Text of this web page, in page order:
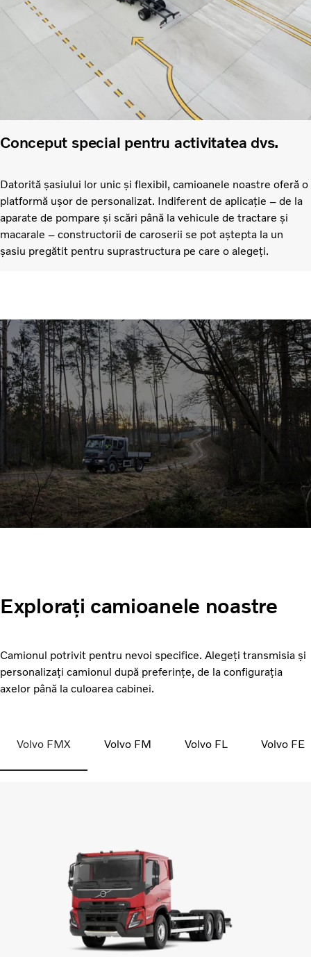
Conceput special pentru activitatea dvs.
Datorită șasiului lor unic și flexibil, camioanele noastre oferă o
platformă ușor de personalizat. Indiferent de aplicație – de la
aparate de pompare și scări până la vehicule de tractare și
macarale – constructorii de caroserii se pot aștepta la un
șasiu pregătit pentru suprastructura pe care o alegeți.
Explorați camioanele noastre
Camionul potrivit pentru nevoi specifice. Alegeți transmisia și
personalizați camionul după preferințe, de la configurația
axelor până la culoarea cabinei.
Volvo FMX Volvo FM Volvo FL Volvo FE